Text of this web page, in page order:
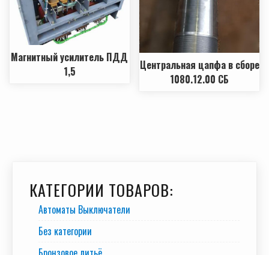
Магнитный усилитель ПДД
1,5
Центральная цапфа в сборе
1080.12.00 СБ
КАТЕГОРИИ ТОВАРОВ:
Автоматы Выключатели
Без категории